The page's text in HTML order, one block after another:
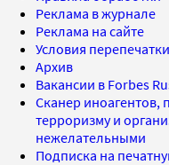
Реклама в журнале
Реклама на сайте
Условия перепечатки
Архив
Вакансии в Forbes
Сканер иноагентов,
терроризму и
нежелательными
Подписка на